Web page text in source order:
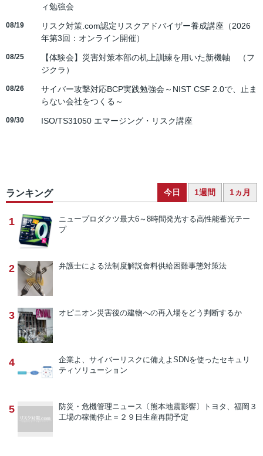
ィ勉強会
08/19
リスク対策.com認定リスクアドバイザー養成講座（2026
年第3回：オンライン開催）
08/25
【体験会】災害対策本部の机上訓練を用いた新機軸 （フ
ジクラ）
08/26
サイバー攻撃対応BCP実践勉強会～NIST CSF 2.0で、止ま
らない会社をつくる～
09/30 ISO/TS31050 エマージング・リスク講座
ランキング 今日 1週間 1ヵ月
1 ニュープロダクツ最大6～8時間発光する高性能蓄光テー
プ
2 弁護士による法制度解説食料供給困難事態対策法
3 オピニオン災害後の建物への再入場をどう判断するか
4 企業よ、サイバーリスクに備えよ SDNを使ったセキュリ
ティソリューション
5 防災・危機管理ニュース 〔熊本地震影響〕トヨタ、福岡３
工場の稼働停止＝２９日生産再開予定